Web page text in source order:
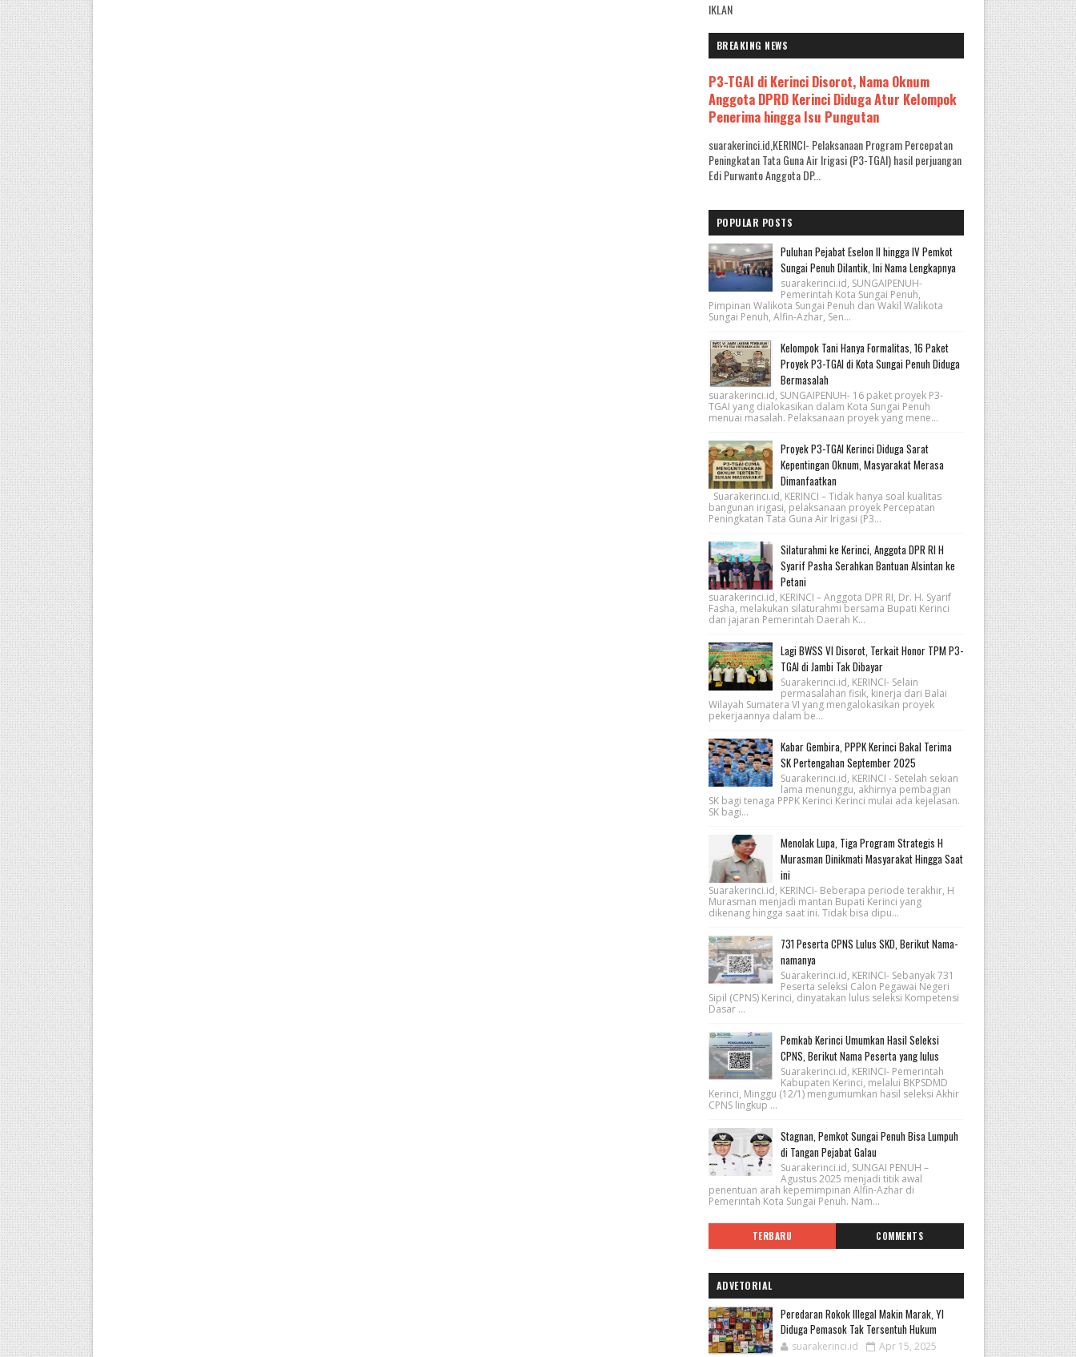
IKLAN
BREAKING NEWS
P3-TGAI di Kerinci Disorot, Nama Oknum
Anggota DPRD Kerinci Diduga Atur Kelompok
Penerima hingga Isu Pungutan
suarakerinci.id,KERINCI- Pelaksanaan Program Percepatan
Peningkatan Tata Guna Air Irigasi (P3-TGAI) hasil perjuangan
Edi Purwanto Anggota DP...
POPULAR POSTS
Puluhan Pejabat Eselon II hingga IV Pemkot
Sungai Penuh Dilantik, Ini Nama Lengkapnya
suarakerinci.id, SUNGAIPENUH-
Pemerintah Kota Sungai Penuh,
Pimpinan Walikota Sungai Penuh dan Wakil Walikota
Sungai Penuh, Alfin-Azhar, Sen...
Kelompok Tani Hanya Formalitas, 16 Paket
Proyek P3-TGAI di Kota Sungai Penuh Diduga
Bermasalah
suarakerinci.id, SUNGAIPENUH- 16 paket proyek P3-
TGAI yang dialokasikan dalam Kota Sungai Penuh
menuai masalah. Pelaksanaan proyek yang mene...
Proyek P3-TGAI Kerinci Diduga Sarat
Kepentingan Oknum, Masyarakat Merasa
Dimanfaatkan
Suarakerinci.id, KERINCI – Tidak hanya soal kualitas
bangunan irigasi, pelaksanaan proyek Percepatan
Peningkatan Tata Guna Air Irigasi (P3...
Silaturahmi ke Kerinci, Anggota DPR RI H
Syarif Pasha Serahkan Bantuan Alsintan ke
Petani
suarakerinci.id, KERINCI – Anggota DPR RI, Dr. H. Syarif
Fasha, melakukan silaturahmi bersama Bupati Kerinci
dan jajaran Pemerintah Daerah K...
Lagi BWSS VI Disorot, Terkait Honor TPM P3-
TGAI di Jambi Tak Dibayar
Suarakerinci.id, KERINCI- Selain
permasalahan fisik, kinerja dari Balai
Wilayah Sumatera VI yang mengalokasikan proyek
pekerjaannya dalam be...
Kabar Gembira, PPPK Kerinci Bakal Terima
SK Pertengahan September 2025
Suarakerinci.id, KERINCI - Setelah sekian
lama menunggu, akhirnya pembagian
SK bagi tenaga PPPK Kerinci Kerinci mulai ada kejelasan.
SK bagi...
Menolak Lupa, Tiga Program Strategis H
Murasman Dinikmati Masyarakat Hingga Saat
ini
Suarakerinci.id, KERINCI- Beberapa periode terakhir, H
Murasman menjadi mantan Bupati Kerinci yang
dikenang hingga saat ini. Tidak bisa dipu...
731 Peserta CPNS Lulus SKD, Berikut Nama-
namanya
Suarakerinci.id, KERINCI- Sebanyak 731
Peserta seleksi Calon Pegawai Negeri
Sipil (CPNS) Kerinci, dinyatakan lulus seleksi Kompetensi
Dasar ...
Pemkab Kerinci Umumkan Hasil Seleksi
CPNS, Berikut Nama Peserta yang lulus
Suarakerinci.id, KERINCI- Pemerintah
Kabupaten Kerinci, melalui BKPSDMD
Kerinci, Minggu (12/1) mengumumkan hasil seleksi Akhir
CPNS lingkup ...
Stagnan, Pemkot Sungai Penuh Bisa Lumpuh
di Tangan Pejabat Galau
Suarakerinci.id, SUNGAI PENUH –
Agustus 2025 menjadi titik awal
penentuan arah kepemimpinan Alfin-Azhar di
Pemerintah Kota Sungai Penuh. Nam...
TERBARU COMMENTS
ADVETORIAL
Peredaran Rokok Illegal Makin Marak, YI
Diduga Pemasok Tak Tersentuh Hukum
suarakerinci.id Apr 15, 2025